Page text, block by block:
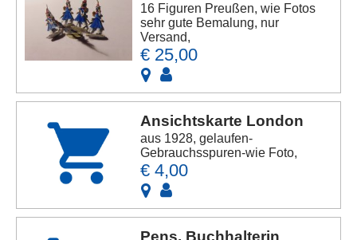
16 Figuren Preußen, wie Fotos
sehr gute Bemalung, nur
Versand,
€ 25,00
Ansichtskarte London
aus 1928, gelaufen-
Gebrauchsspuren-wie Foto,
€ 4,00
Pens. Buchhalterin